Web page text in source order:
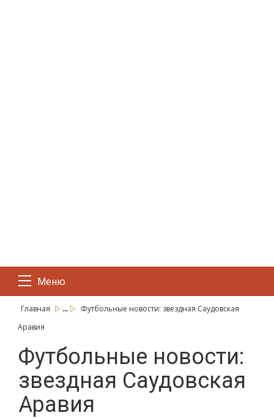
Меню
Главная ...
Футбольные новости: звездная Саудовская
Аравия
Футбольные новости:
звездная Саудовская
Аравия